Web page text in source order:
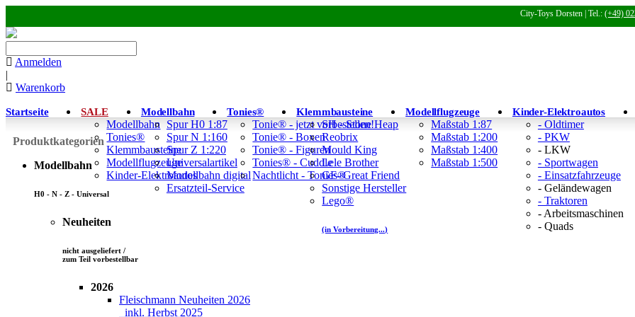
City-Toys Dorsten | Tel.: (+49)
Anmelden
|
Warenkorb
Startseite SALE
Modellbahn
Tonies®
Klemmbausteine
Modellflugzeuge
Kinder-Elektroautos
Modellbahn
Spur H0 1:87
Spur N 1:160
Spur Z 1:220
Universalartikel
Modellbahn digital
Ersatzteil-Service
Tonies®
Tonie® - jetzt vorbestellen!
Tonie® - Boxen
Tonie® - Figuren
Tonies® - Cuddle
Nachtlicht - Tonies®
Klemmbausteine
SH - Stone Heap
Reobrix
Mould King
Lele Brother
GF- Great Friend
Sonstige Hersteller
Lego®
(in Vorbereitung...)
Modellflugzeuge
Maßstab 1:87
Maßstab 1:200
Maßstab 1:400
Maßstab 1:500
Kinder-Elektroautos
- Oldtimer
- PKW
- LKW
- Sportwagen
- Einsatzfahrzeuge
- Geländewagen
- Traktoren
- Arbeitsmaschinen
- Quads
Produktkategorien
Modellbahn
H0 - N - Z - Universal
Neuheiten
nicht ausgeliefert /
zum Teil vorbestellbar
2026
Fleischmann Neuheiten 2026
inkl. Herbst 2025